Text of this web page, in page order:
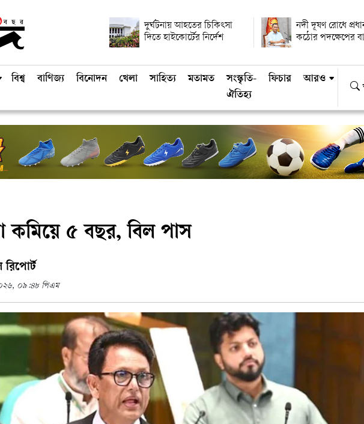
দুর্ঘটনায় আহতের চিকিৎসা
দিতে হাইকোর্টের নির্দেশ
নদী দূষণ রোধে
কঠোর পদক্ষেপের
বিশ্ব বাণিজ্য বিনোদন খেলা সাহিত্য মতামত
সংস্কৃতি-
ঐতিহ্য
ফিচার আরও
কমিয়ে ৫ বছর, বিল পাস
রিপোর্ট
০৯:৪৮ পিএম